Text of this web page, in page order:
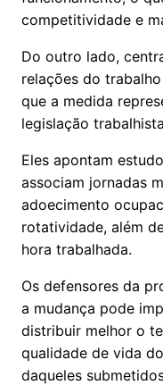
competitividade e
Do outro lado,
relações do
que a medida
legislação
Eles apontam
associam jornadas
adoecimento
rotatividade, além
hora trabalhada.
Os defensores da
a mudança pode
distribuir melhor o
qualidade de vida
daqueles